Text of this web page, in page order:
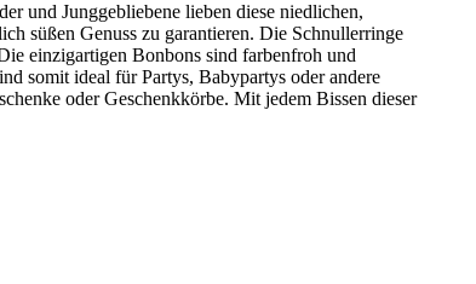
und Junggebliebene lieben diese niedlichen,
süßen Genuss zu garantieren. Die Schnullerringe
einzigartigen Bonbons sind farbenfroh und
somit ideal für Partys, Babypartys oder andere
oder Geschenkkörbe. Mit jedem Bissen dieser